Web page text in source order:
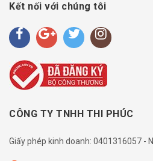
Kết nối với chúng tôi
CÔNG TY TNHH THI PHÚC
Giấy phép kinh doanh: 0401316057 -